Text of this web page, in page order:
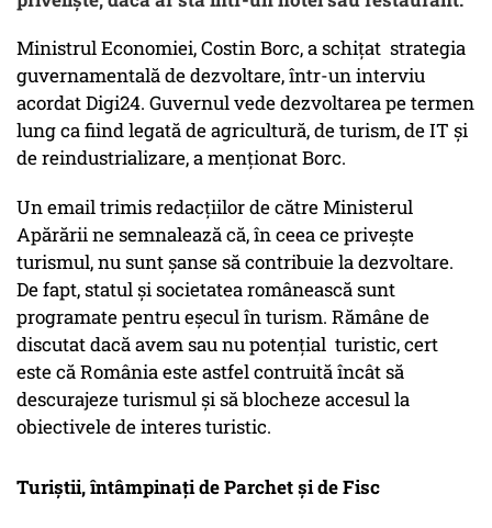
Ministrul Economiei, Costin Borc, a schițat strategia
guvernamentală de dezvoltare, într-un interviu
acordat Digi24. Guvernul vede dezvoltarea pe termen
lung ca fiind legată de agricultură, de turism, de IT și
de reindustrializare, a menționat Borc.
Un email trimis redacțiilor de către Ministerul
Apărării ne semnalează că, în ceea ce privește
turismul, nu sunt șanse să contribuie la dezvoltare.
De fapt, statul și societatea românească sunt
programate pentru eșecul în turism. Rămâne de
discutat dacă avem sau nu potențial turistic, cert
este că România este astfel contruită încât să
descurajeze turismul și să blocheze accesul la
obiectivele de interes turistic.
Turiștii, întâmpinați de Parchet și de Fisc